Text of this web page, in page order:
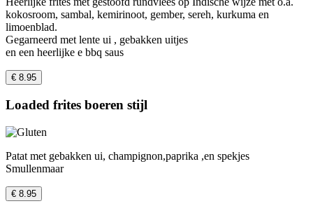
kokosroom, sambal, kemirinoot, gember, sereh, kurkuma en
limoenblad.
Gegarneerd met lente ui , gebakken uitjes
en een heerlijke e bbq saus
€ 8.95
Loaded frites boeren stijl
Patat met gebakken ui, champignon,paprika ,en spekjes
Smullenmaar
€ 8.95